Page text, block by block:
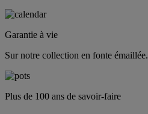
Garantie à vie
Sur notre collection en fonte émaillée.
Plus de 100 ans de savoir-faire